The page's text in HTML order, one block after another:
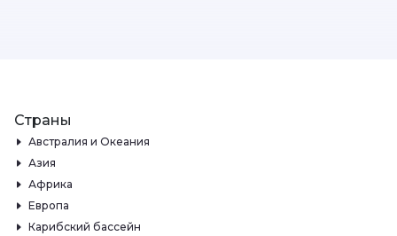
Страны
Австралия и Океания
Азия
Африка
Европа
Карибский бассейн